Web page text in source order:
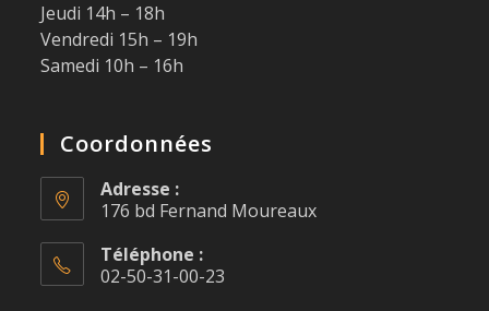
Jeudi 14h – 18h
Vendredi 15h – 19h
Samedi 10h – 16h
Coordonnées
Adresse :
176 bd Fernand Moureaux
Téléphone :
02-50-31-00-23